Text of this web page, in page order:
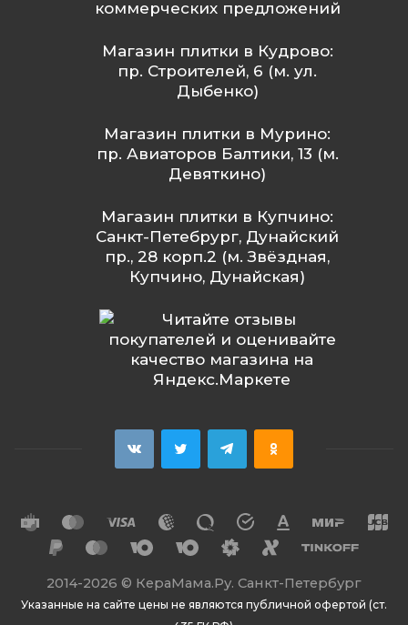
коммерческих предложений
Магазин плитки в Кудрово:
пр. Строителей, 6 (м. ул.
Дыбенко)
Магазин плитки в Мурино:
пр. Авиаторов Балтики, 13 (м.
Девяткино)
Магазин плитки в Купчино:
Санкт-Петебрург, Дунайский
пр., 28 корп.2 (м. Звёздная,
Купчино, Дунайская)
2014-2026 © КераМама.Ру. Санкт-Петербург
Указанные на сайте цены не являются публичной офертой (ст.